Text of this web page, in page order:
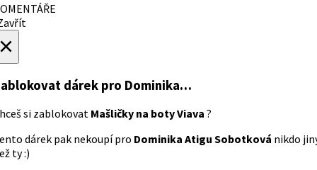
dárek pro Dominika…
si zablokovat Mašličky na boty Viava ?
dárek pak nekoupí pro Dominika Atigu Sobotková nikdo
ty :)